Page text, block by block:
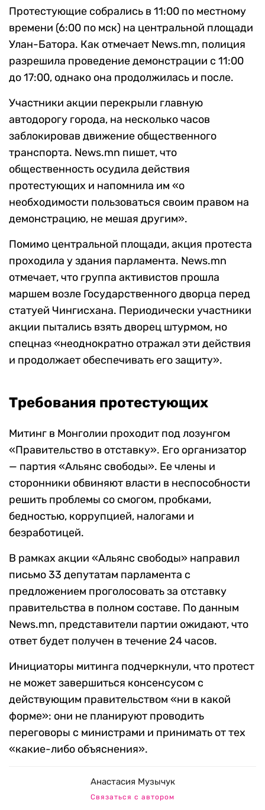
Протестующие собрались в 11:00 по местному
времени (6:00 по мск) на центральной площади
Улан-Батора. Как отмечает News.mn, полиция
разрешила проведение демонстрации с 11:00
до 17:00, однако она продолжилась и после.
Участники акции перекрыли главную
автодорогу города, на несколько часов
заблокировав движение общественного
транспорта. News.mn пишет, что
общественность осудила действия
протестующих и напомнила им «о
необходимости пользоваться своим правом на
демонстрацию, не мешая другим».
Помимо центральной площади, акция протеста
проходила у здания парламента. News.mn
отмечает, что группа активистов прошла
маршем возле Государственного дворца перед
статуей Чингисхана. Периодически участники
акции пытались взять дворец штурмом, но
спецназ «неоднократно отражал эти действия
и продолжает обеспечивать его защиту».
Требования протестующих
Митинг в Монголии проходит под лозунгом
«Правительство в отставку». Его организатор
— партия «Альянс свободы». Ее члены и
сторонники обвиняют власти в неспособности
решить проблемы со смогом, пробками,
бедностью, коррупцией, налогами и
безработицей.
В рамках акции «Альянс свободы» направил
письмо 33 депутатам парламента с
предложением проголосовать за отставку
правительства в полном составе. По данным
News.mn, представители партии ожидают, что
ответ будет получен в течение 24 часов.
Инициаторы митинга подчеркнули, что протест
не может завершиться консенсусом с
действующим правительством «ни в какой
форме»: они не планируют проводить
переговоры с министрами и принимать от тех
«какие-либо объяснения».
Анастасия Музычук
Связаться с автором